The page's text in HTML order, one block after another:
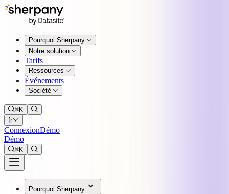
Pourquoi Sherpany
Notre solution
Tarifs
Ressources
Événements
Société
⌘K
fr
ConnexionDémo
Démo
⌘K
Pourquoi Sherpany